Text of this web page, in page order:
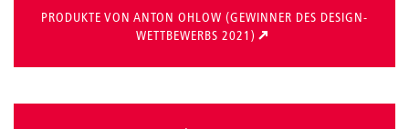
PRODUKTE VON ANTON OHLOW (GEWINNER DES DESIGN-
WETTBEWERBS 2021)